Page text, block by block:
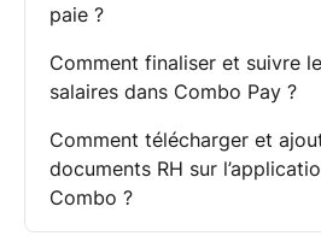
paie ?
Comment finaliser et suivre
salaires dans Combo Pay ?
Comment télécharger et
documents RH sur
Combo ?